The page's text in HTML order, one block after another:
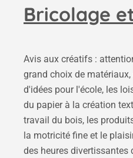
Bricolage
Avis aux créatifs :
grand choix de
d'idées pour l'école, les
du papier à la création
travail du bois, les
la motricité fine et le
des heures divertissantes